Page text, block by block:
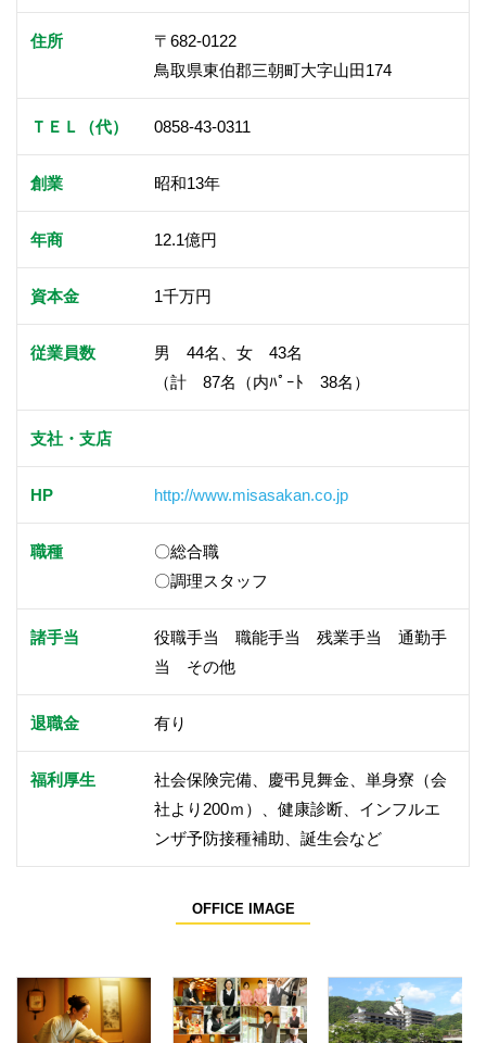
住所
〒682-0122
鳥取県東伯郡三朝町大字山田174
ＴＥＬ（代） 0858-43-0311
創業 昭和13年
年商 12.1億円
資本金 1千万円
従業員数
男 44名、女 43名
（計 87名（内ﾊﾟｰﾄ 38名）
支社・支店
HP http://www.misasakan.co.jp
職種
〇総合職
〇調理スタッフ
諸手当
役職手当 職能手当 残業手当 通勤手
当 その他
退職金 有り
福利厚生
社会保険完備、慶弔見舞金、単身寮（会
社より200ｍ）、健康診断、インフルエ
ンザ予防接種補助、誕生会など
OFFICE IMAGE